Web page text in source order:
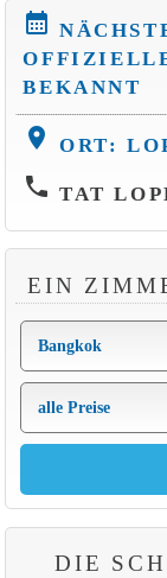
calendar_month
BEKANNT
location_on ORT:
phone TAT
EIN
DIE